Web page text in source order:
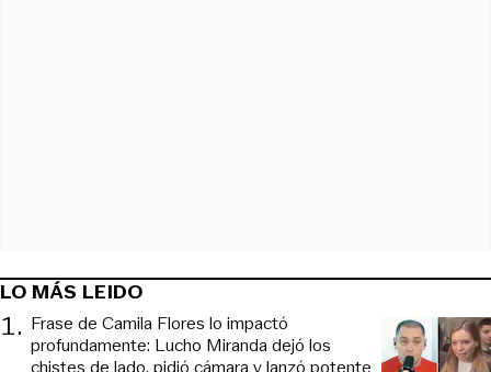
LO MÁS LEIDO
1. Frase de Camila Flores lo impactó
profundamente: Lucho Miranda dejó los
chistes de lado, pidió cámara y lanzó potente